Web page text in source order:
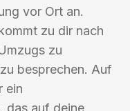
vor Ort an.
zu dir nach
zu
besprechen. Auf
ein
das auf deine